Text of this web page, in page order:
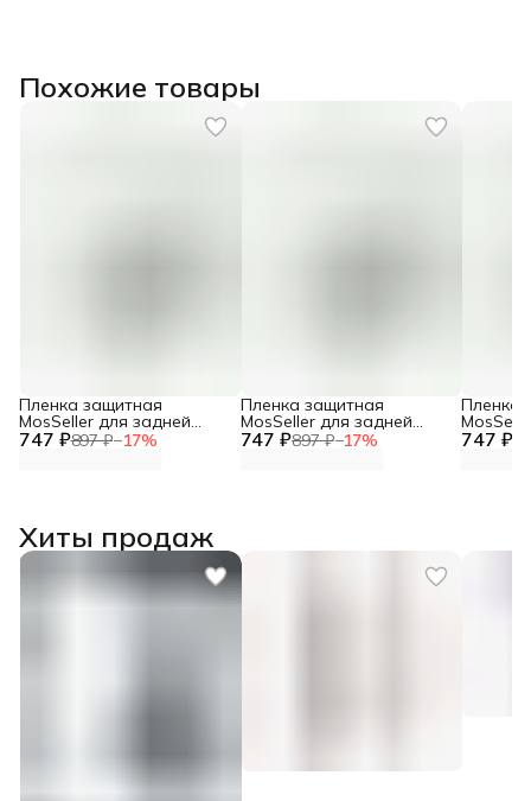
Похожие товары
747 ₽897 ₽−17%
Пленка защитная
MosSeller для задней
панели для Realme Neo 7 747 ₽897 ₽−17%
Пленка защитная
MosSeller для задней
панели для Realme GT 7T 747 ₽
Пленка
панели
Хиты продаж